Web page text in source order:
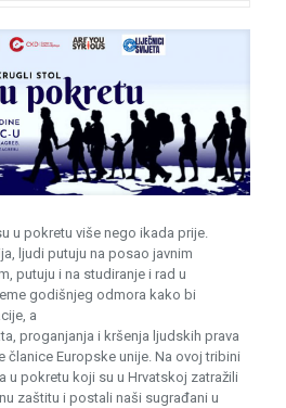
u pokretu više nego ikada prije.
ljudi putuju na posao javnim
putuju i na studiranje i rad u
godišnjeg odmora kako bi
a
proganjanja i kršenja ljudskih prava
članice Europske unije. Na ovoj tribini
u pokretu koji su u Hrvatskoj zatražili
zaštitu i postali naši sugrađani u